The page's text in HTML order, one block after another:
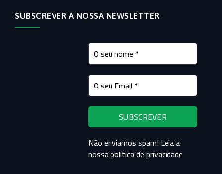
SUBSCREVER A NOSSA NEWSLETTER
Não enviamos spam! Leia a
nossapolítica de privacidade